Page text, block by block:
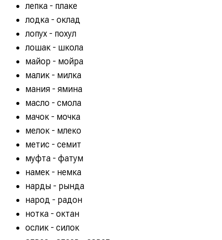
лепка - плаке
лодка - оклад
лопух - похул
лошак - школа
майор - мойра
малик - милка
мания - ямина
масло - смола
мачок - мочка
мелок - млеко
метис - семит
муфта - фатум
намек - немка
нарды - рында
народ - радон
нотка - октан
ослик - силок